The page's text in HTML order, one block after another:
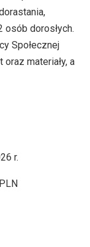
osób dorosłych.
Społecznej
materiały, a
r.